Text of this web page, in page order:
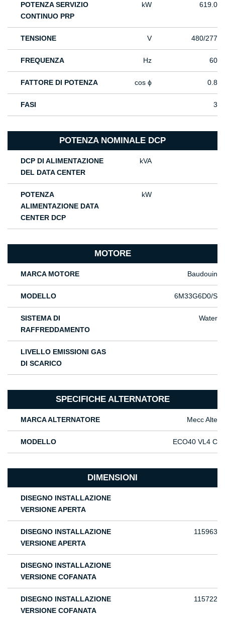
POTENZA SERVIZIO
CONTINUO PRP
kW 619.0
TENSIONE V 480/277
FREQUENZA Hz 60
FATTORE DI POTENZA cos ϕ 0.8
FASI 3
POTENZA NOMINALE DCP
DCP DI ALIMENTAZIONE
DEL DATA CENTER
kVA
POTENZA
ALIMENTAZIONE DATA
CENTER DCP
kW
MOTORE
MARCA MOTORE Baudouin
MODELLO 6M33G6D0/S
SISTEMA DI
RAFFREDDAMENTO
Water
LIVELLO EMISSIONI GAS
DI SCARICO
SPECIFICHE ALTERNATORE
MARCA ALTERNATORE Mecc Alte
MODELLO ECO40 VL4 C
DIMENSIONI
DISEGNO INSTALLAZIONE
VERSIONE APERTA
DISEGNO INSTALLAZIONE
VERSIONE APERTA
115963
DISEGNO INSTALLAZIONE
VERSIONE COFANATA
DISEGNO INSTALLAZIONE
VERSIONE COFANATA
115722